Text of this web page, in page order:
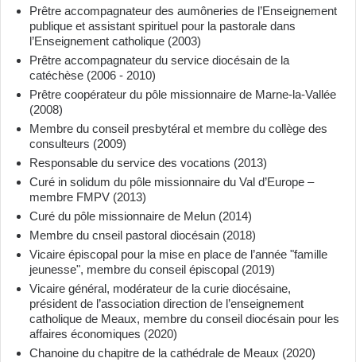
Prêtre accompagnateur des aumôneries de l’Enseignement
publique et assistant spirituel pour la pastorale dans
l’Enseignement catholique (2003)
Prêtre accompagnateur du service diocésain de la
catéchèse (2006 - 2010)
Prêtre coopérateur du pôle missionnaire de Marne-la-Vallée
(2008)
Membre du conseil presbytéral et membre du collège des
consulteurs (2009)
Responsable du service des vocations (2013)
Curé in solidum du pôle missionnaire du Val d’Europe –
membre FMPV (2013)
Curé du pôle missionnaire de Melun (2014)
Membre du cnseil pastoral diocésain (2018)
Vicaire épiscopal pour la mise en place de l’année "famille
jeunesse", membre du conseil épiscopal (2019)
Vicaire général, modérateur de la curie diocésaine,
président de l’association direction de l’enseignement
catholique de Meaux, membre du conseil diocésain pour les
affaires économiques (2020)
Chanoine du chapitre de la cathédrale de Meaux (2020)